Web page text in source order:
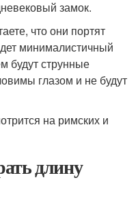
замок.
что они портят
минималистичный
будут струнные
глазом и не будут
на римских и
длину